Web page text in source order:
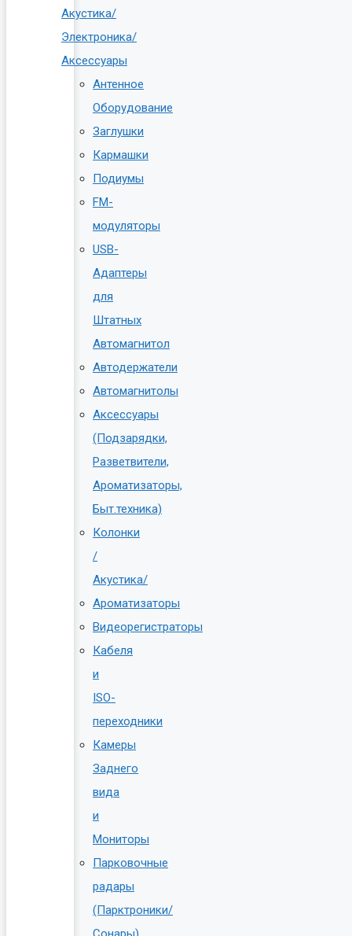
Акустика/
Электроника/
Аксессуары
Антенное
Оборудование
Заглушки
Кармашки
Подиумы
FM-
модуляторы
USB-
Адаптеры
для
Штатных
Автомагнитол
Автодержатели
Автомагнитолы
Аксессуары
(Подзарядки,
Разветвители,
Ароматизаторы,
Быт.техника)
Колонки
/
Акустика/
Ароматизаторы
Видеорегистраторы
Кабеля
и
ISO-
переходники
Камеры
Заднего
вида
и
Мониторы
Парковочные
радары
(Парктроники/